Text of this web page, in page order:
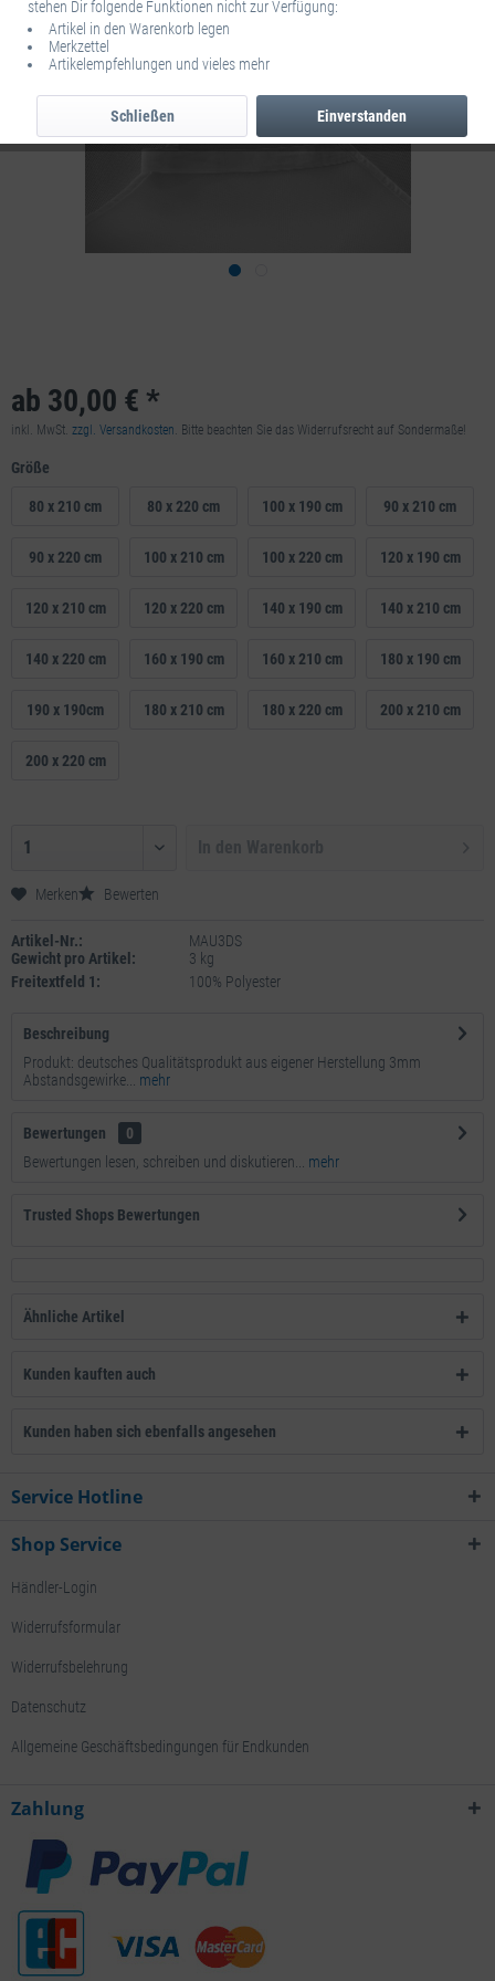
ab 30,00 € *
inkl. MwSt. zzgl. Versandkosten. Bitte beachten Sie das Widerrufsrecht auf Sondermaße!
Größe
80 x 210 cm 80 x 220 cm 100 x 190 cm 90 x 210 cm
90 x 220 cm 100 x 210 cm 100 x 220 cm 120 x 190 cm
120 x 210 cm 120 x 220 cm 140 x 190 cm 140 x 210 cm
140 x 220 cm 160 x 190 cm 160 x 210 cm 180 x 190 cm
190 x 190cm 180 x 210 cm 180 x 220 cm 200 x 210 cm
200 x 220 cm
Merken Bewerten
Artikel-Nr.:
MAU3DS
Gewicht pro Artikel:
3 kg
Freitextfeld 1:
100% Polyester
Beschreibung
Produkt: deutsches Qualitätsprodukt aus eigener Herstellung 3mm
Abstandsgewirke...
mehr
Bewertungen
0
Bewertungen lesen, schreiben und diskutieren...
mehr
Trusted Shops Bewertungen
Ähnliche Artikel
Kunden kauften auch
Kunden haben sich ebenfalls angesehen
Service Hotline
Shop Service
Händler-Login
Widerrufsformular
Widerrufsbelehrung
Datenschutz
Allgemeine Geschäftsbedingungen für Endkunden
Zahlung
stehen Dir folgende Funktionen nicht zur Verfügung:
Artikel in den Warenkorb legen
Merkzettel
Artikelempfehlungen und vieles mehr
Einverstanden
Schließen